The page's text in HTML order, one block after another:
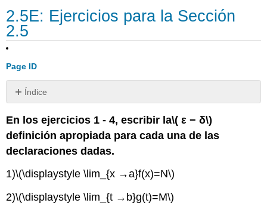
2.5E: Ejercicios para la Sección
2.5
Page ID
Índice
Sin
En los ejercicios 1 - 4, escribir la\( ε − δ\)
definición apropiada para cada una de las
declaraciones dadas.
1)\(\displaystyle \lim_{x →a}f(x)=N\)
2)\(\displaystyle \lim_{t →b}g(t)=M\)